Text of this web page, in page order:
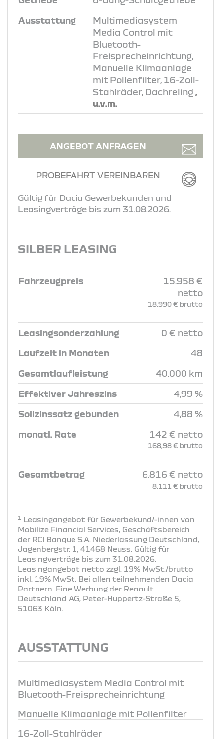
Ausstattung
Multimediasystem
Media Control mit
Bluetooth-
Freisprecheinrichtung,
Manuelle Klimaanlage
mit Pollenfilter, 16-Zoll-
Stahlräder, Dachreling ,
u.v.m.
ANGEBOT ANFRAGEN
PROBEFAHRT VEREINBAREN
Gültig für Dacia Gewerbekunden und
Leasingverträge bis zum 31.08.2026.
SILBER LEASING
Fahrzeugpreis
15.958 €
netto
18.990 € brutto
Leasingsonderzahlung 0 € netto
Laufzeit in Monaten 48
Gesamtlaufleistung 40.000 km
Effektiver Jahreszins 4,99 %
Sollzinssatz gebunden 4,88 %
monatl. Rate 142 € netto
168,98 € brutto
Gesamtbetrag 6.816 € netto
8.111 € brutto
1 Leasingangebot für Gewerbekund/-innen von
Mobilize Financial Services, Geschäftsbereich
der RCI Banque S.A. Niederlassung Deutschland,
Jagenbergstr. 1, 41468 Neuss. Gültig für
Leasingverträge bis zum 31.08.2026.
Leasingangebot netto zzgl. 19% MwSt./brutto
inkl. 19% MwSt. Bei allen teilnehmenden Dacia
Partnern. Eine Werbung der Renault
Deutschland AG, Peter-Huppertz-Straße 5,
51063 Köln.
AUSSTATTUNG
Multimediasystem Media Control mit
Bluetooth-Freisprecheinrichtung
Manuelle Klimaanlage mit Pollenfilter
16-Zoll-Stahlräder